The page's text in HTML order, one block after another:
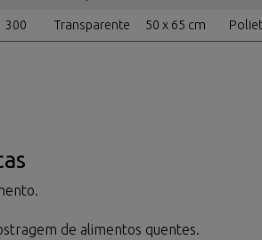
300 Transparente 50 x 65 cm
de alimentos quentes.